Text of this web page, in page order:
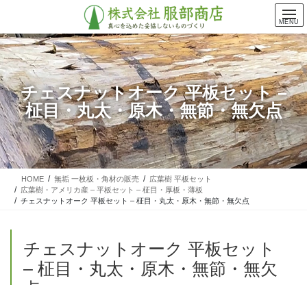
テ
ン
ツ
に
移
動
ゲ
ー
シ
ョ
ン
に
移
動
チェスナットオーク 平板セット –
柾目・丸太・原木・無節・無欠点
HOME 無垢 一枚板・角材の販売
広葉樹 平板セット
広葉樹・アメリカ産 – 平板セット – 柾目・厚板・薄板
チェスナットオーク 平板セット – 柾目・丸太・原木・無節・無欠点
チェスナットオーク 平板セット
– 柾目・丸太・原木・無節・無欠
MENU